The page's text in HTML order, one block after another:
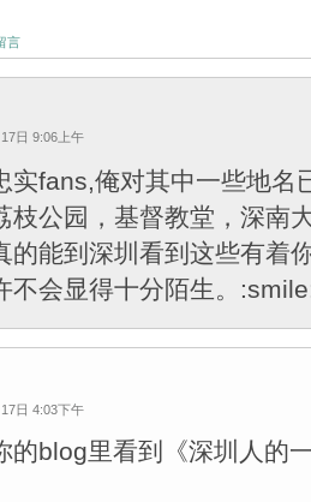
言
日 9:06上午
实fans,俺对其中一些地名
枝公园，基督教堂，深南
的能到深圳看到这些有着
不会显得十分陌生。
日 4:03下午
的blog里看到《深圳人的